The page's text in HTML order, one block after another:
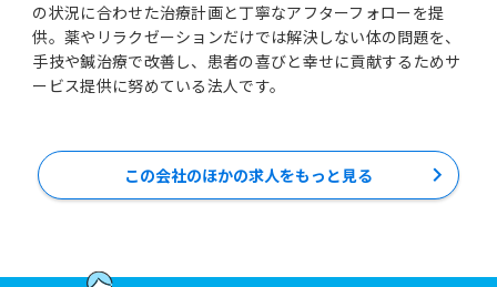
の状況に合わせた治療計画と丁寧なアフターフォローを提
供。薬やリラクゼーションだけでは解決しない体の問題を、
手技や鍼治療で改善し、患者の喜びと幸せに貢献するためサ
ービス提供に努めている法人です。
この会社のほかの求人をもっと見る